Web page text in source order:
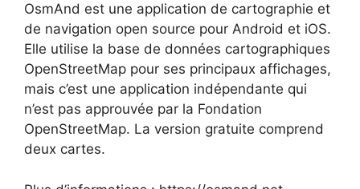
OsmAnd est une application de cartographie et
de navigation open source pour Android et iOS.
Elle utilise la base de données cartographiques
OpenStreetMap pour ses principaux affichages,
mais c’est une application indépendante qui
n’est pas approuvée par la Fondation
OpenStreetMap. La version gratuite comprend
deux cartes.